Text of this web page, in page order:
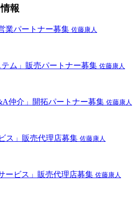
報
業パートナー募集 佐藤康人
テム」販売パートナー募集 佐藤康人
仲介」開拓パートナー募集 佐藤康人
ス」販売代理店募集 佐藤康人
ービス」販売代理店募集 佐藤康人